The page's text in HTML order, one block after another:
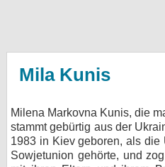
Mila Kunis
Milena Markovna Kunis, die
stammt gebürtig aus der
1983 in Kiev geboren, als die
Sowjetunion gehörte, und